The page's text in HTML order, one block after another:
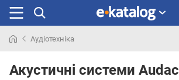
раніше
Аудіотехніка
Акустичні системи Audac